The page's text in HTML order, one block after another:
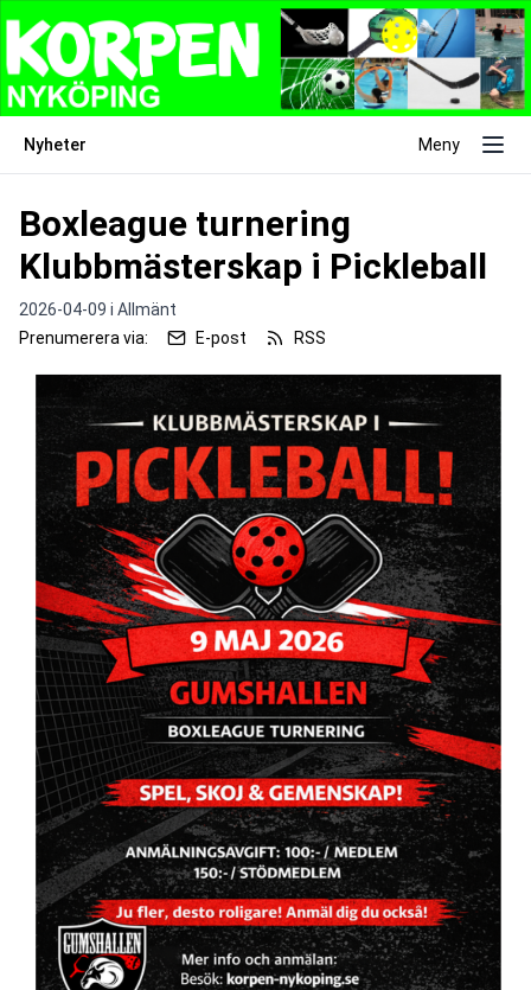
Nyheter Meny
Boxleague turnering
Klubbmästerskap i Pickleball
2026-04-09 i Allmänt
Prenumerera via:
E-post RSS